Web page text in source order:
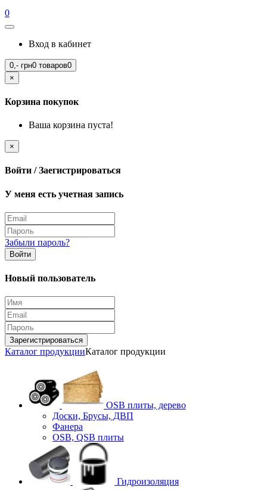
0
Вход в кабинет
0,- грн0 товаров0
×
Корзина покупок
Ваша корзина пуста!
×
Войти / Заегистрироваться
У меня есть учетная запись
Забыли пароль?
Войти
Новый пользователь
Зарегистрироваться
Каталог продукцииКаталог продукции
OSB плиты, дерево
Доски, Брусы, ДВП
Фанера
OSB, QSB плиты
Гидроизоляция